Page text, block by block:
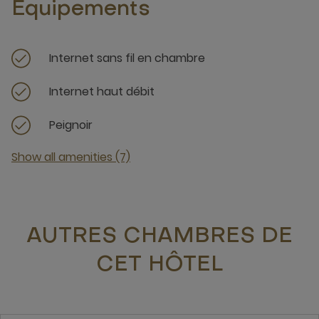
Équipements
Internet sans fil en chambre
Internet haut débit
Peignoir
Show all amenities (7)
AUTRES CHAMBRES DE
CET HÔTEL